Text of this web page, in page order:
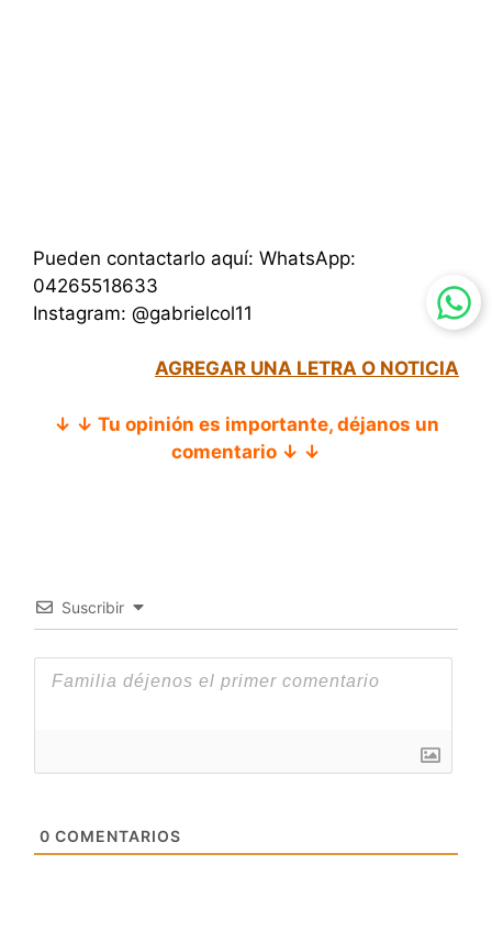
Pueden contactarlo aquí: WhatsApp:
04265518633
Instagram: @gabrielcol11
AGREGAR UNA LETRA O NOTICIA
↓ ↓ Tu opinión es importante, déjanos un
comentario ↓ ↓
Suscribir
0 COMENTARIOS